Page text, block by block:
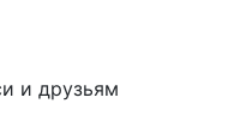
и друзьям